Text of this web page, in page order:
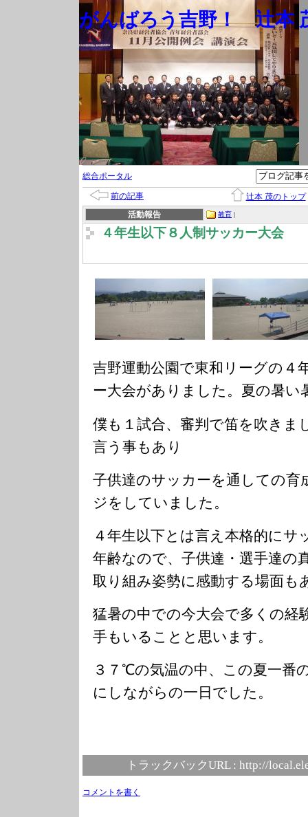
がんばろう吉野！ 辻本
総合ポータル
前の記事
辻本 茂のトップ
活動報告
教育 |
４年生以下８人制サッカー大会
吉野運動公園で東和リーグの４
ー大会がありました。夏の暑い
僕も１試合、審判で笛を吹きま
言う事もあり
子供達のサッカーを通しての育
ジをしていました。
４年生以下とは言え本格的にサ
年齢なので、子供達・選手達の
取り組み姿勢に感動する場面も
猛暑の中での今大会で多くの経
手もいることと思います。
３７℃の気温の中、この夏一番
にしながらの一日でした。
トラックバックURL : http://
コメントを書く